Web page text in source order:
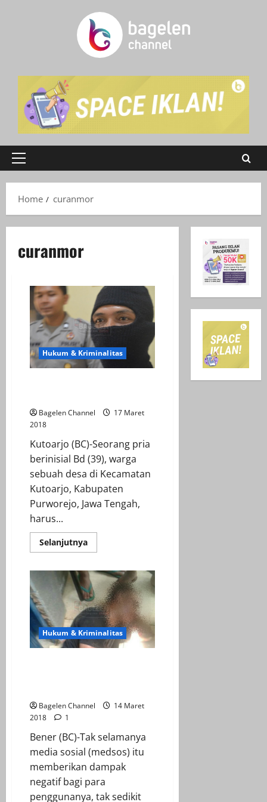
Primary
Home
curanmor
curanmor
Hukum & Kriminalitas
Bagelen Channel
17 Maret
2018
Kutoarjo (BC)-Seorang pria
berinisial Bd (39), warga
sebuah desa di Kecamatan
Kutoarjo, Kabupaten
Purworejo, Jawa Tengah,
harus...
SelanjutnyaRead
more
Motor
Tak
Dikembalikan
Bd
Diciduk
Polisi
Hukum & Kriminalitas
Bagelen Channel
14 Maret
2018
1
Bener (BC)-Tak selamanya
media sosial (medsos) itu
memberikan dampak
negatif bagi para
penggunanya, tak sedikit